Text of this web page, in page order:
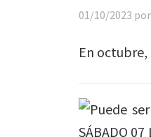
01/10/2023 por
En